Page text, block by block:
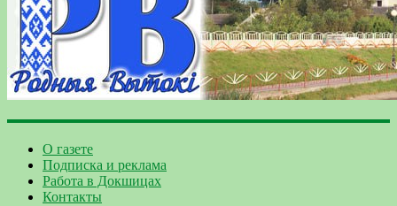
О газете
Подписка и реклама
Работа в Докшицах
Контакты